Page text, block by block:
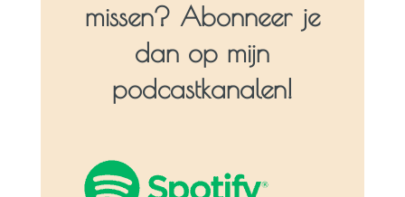
missen? Abonneer je
dan op mijn
podcastkanalen!